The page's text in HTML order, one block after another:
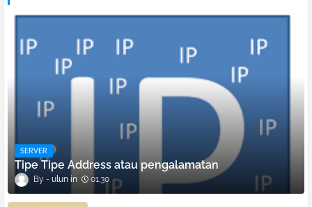
SERVER
Tipe Tipe Address atau pengalamatan
ulun 01.30